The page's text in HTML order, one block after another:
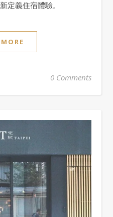
定義住宿體驗。
0 Comments